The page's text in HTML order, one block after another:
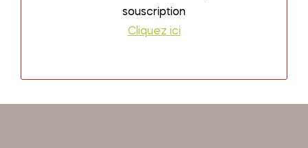
souscription
Cliquez ici